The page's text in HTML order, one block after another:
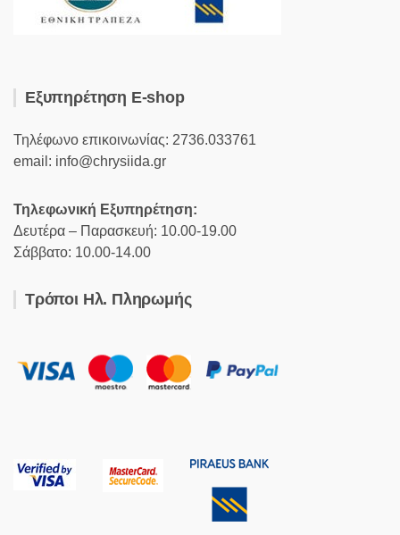
Εξυπηρέτηση E-shop
Τηλέφωνο επικοινωνίας: 2736.033761
email: info@chrysiida.gr
Τηλεφωνική Εξυπηρέτηση:
Δευτέρα – Παρασκευή: 10.00-19.00
Σάββατο: 10.00-14.00
Τρόποι Ηλ. Πληρωμής